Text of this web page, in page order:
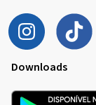
Downloads